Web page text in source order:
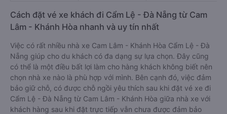
Cách đặt vé xe khách đi Cẩm Lệ - Đà Nẵng từ Cam
Lâm - Khánh Hòa nhanh và uy tín nhất
Việc có rất nhiều nhà xe Cam Lâm - Khánh Hòa Cẩm Lệ - Đà
Nẵng giúp cho du khách có đa dạng sự lựa chọn. Đây cũng
có thể là một điều bất lợi làm cho hàng khách không biết nên
chọn nhà xe nào là phù hợp với mình. Bên cạnh đó, việc đảm
bảo giữ chỗ, có được chỗ ngồi yêu thích sau khi đặt vé xe đi
Cẩm Lệ - Đà Nẵng từ Cam Lâm - Khánh Hòa giữa nhà xe với
khách hàng sau khi đặt trực tiếp vẫn chưa được đảm bảo